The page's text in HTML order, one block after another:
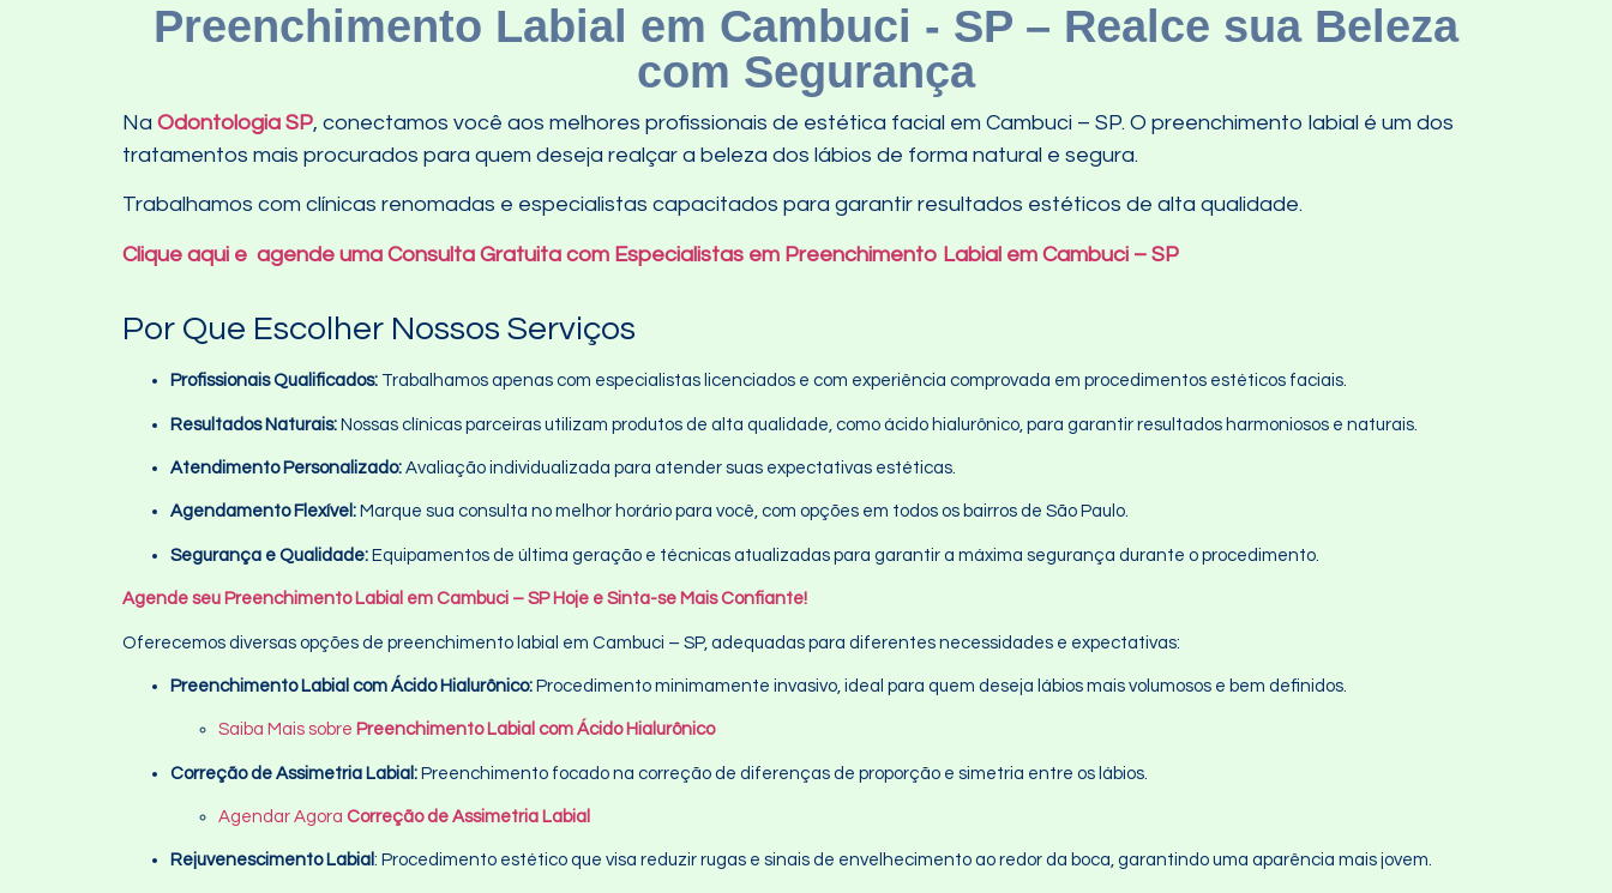
Preenchimento Labial em Cambuci - SP – Realce sua Beleza
com Segurança
Na Odontologia SP, conectamos você aos melhores profissionais de estética facial em Cambuci – SP. O preenchimento labial é um dos
tratamentos mais procurados para quem deseja realçar a beleza dos lábios de forma natural e segura.
Trabalhamos com clínicas renomadas e especialistas capacitados para garantir resultados estéticos de alta qualidade.
Clique aqui e agende uma Consulta Gratuita com Especialistas em Preenchimento Labial em Cambuci – SP
Por Que Escolher Nossos Serviços
Profissionais Qualificados: Trabalhamos apenas com especialistas licenciados e com experiência comprovada em procedimentos estéticos faciais.
Resultados Naturais: Nossas clínicas parceiras utilizam produtos de alta qualidade, como ácido hialurônico, para garantir resultados harmoniosos e naturais.
Atendimento Personalizado: Avaliação individualizada para atender suas expectativas estéticas.
Agendamento Flexível: Marque sua consulta no melhor horário para você, com opções em todos os bairros de São Paulo.
Segurança e Qualidade: Equipamentos de última geração e técnicas atualizadas para garantir a máxima segurança durante o procedimento.
Agende seu Preenchimento Labial em Cambuci – SP Hoje e Sinta-se Mais Confiante!
Oferecemos diversas opções de preenchimento labial em Cambuci – SP, adequadas para diferentes necessidades e expectativas:
Preenchimento Labial com Ácido Hialurônico: Procedimento minimamente invasivo, ideal para quem deseja lábios mais volumosos e bem definidos.
Saiba Mais sobre Preenchimento Labial com Ácido Hialurônico
Correção de Assimetria Labial: Preenchimento focado na correção de diferenças de proporção e simetria entre os lábios.
Agendar Agora Correção de Assimetria Labial
Rejuvenescimento Labial : Procedimento estético que visa reduzir rugas e sinais de envelhecimento ao redor da boca, garantindo uma aparência mais jovem.